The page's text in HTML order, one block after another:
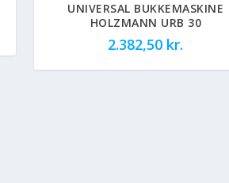
UNIVERSAL BUKKEMASKINE
HOLZMANN URB 30
2.382,50 kr.